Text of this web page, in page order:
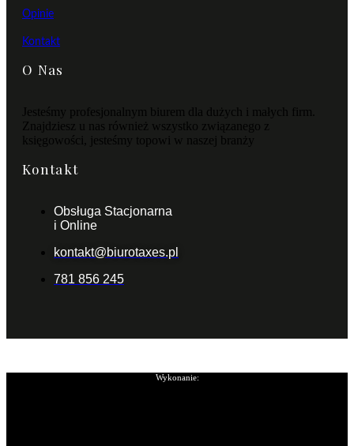
Opinie
Kontakt
O Nas
Jesteśmy profesjonalnym biurem dla dużych i małych firm.
Znajdziesz u nas również wszystko związanego z
księgowości, jesteśmy topowi w naszej branży
Kontakt
Obsługa Stacjonarna
i Online
kontakt@biurotaxes.pl
781 856 245
Wykonanie: